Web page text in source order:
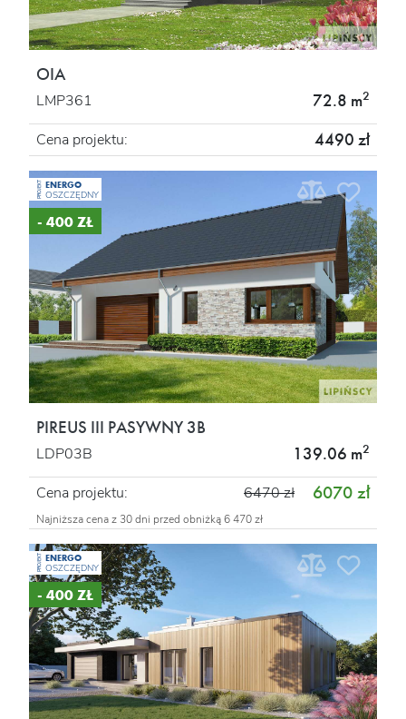
OIA
LMP361 72.8 m2
Cena projektu: 4490 zł
PROJEKT ENERGO
OSZCZĘDNY
- 400 ZŁ
PIREUS III PASYWNY 3B
LDP03B 139.06 m2
Cena projektu: 6070 zł
6470 zł
Najniższa cena z 30 dni przed obniżką 6 470 zł
PROJEKT ENERGO
OSZCZĘDNY
- 400 ZŁ